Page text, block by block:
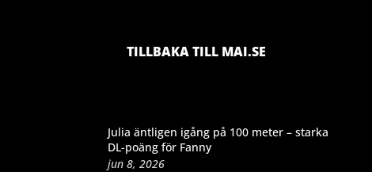
TILLBAKA TILL MAI.SE
Julia äntligen igång på 100 meter – starka
DL-poäng för Fanny
jun 8, 2026